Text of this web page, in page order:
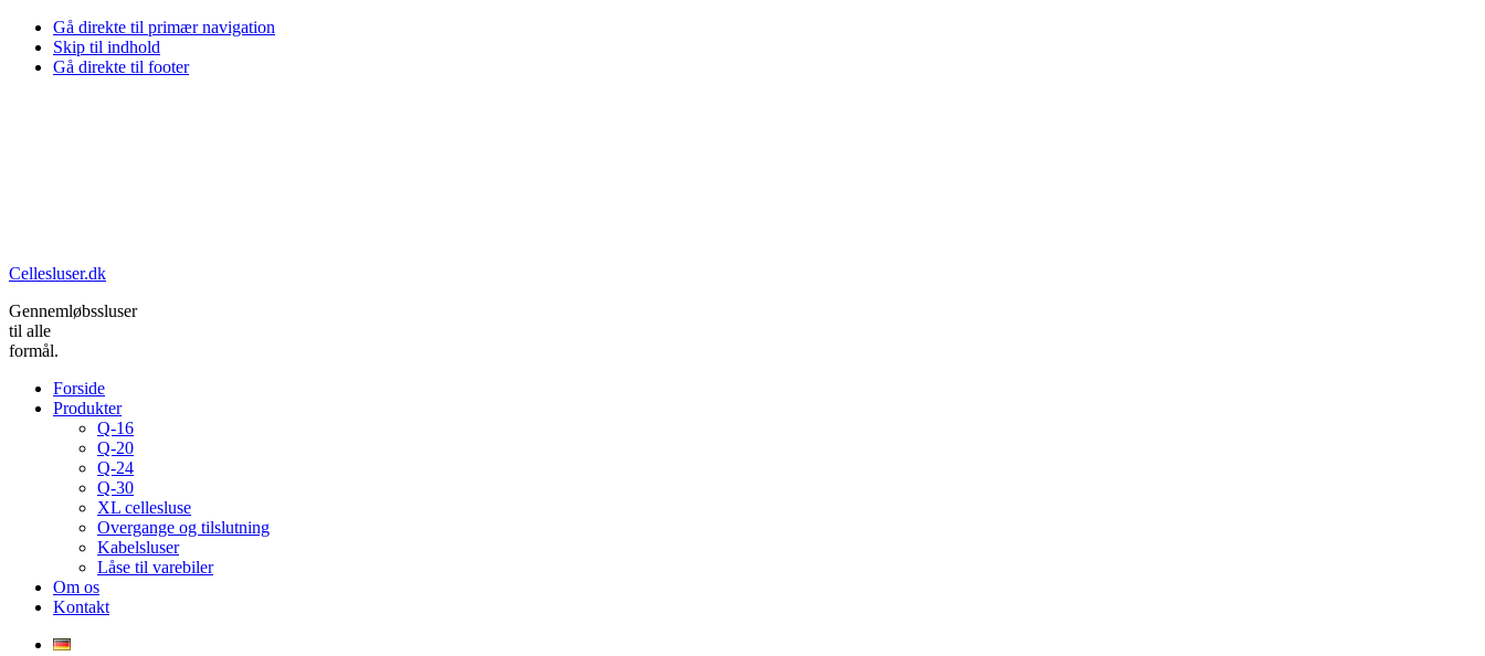
Gå direkte til primær navigation
Skip til indhold
Gå direkte til footer
Cellesluser.dk
Gennemløbssluser
til alle
formål.
Forside
Produkter
Q-16
Q-20
Q-24
Q-30
XL cellesluse
Overgange og tilslutning
Kabelsluser
Låse til varebiler
Om os
Kontakt